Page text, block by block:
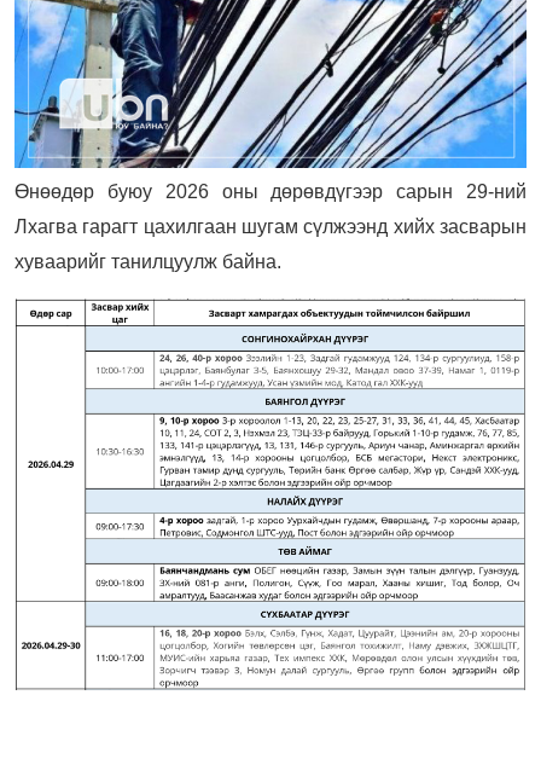
Өнөөдөр буюу 2026 оны дөрөвдүгээр сарын 29-ний
Лхагва гарагт цахилгаан шугам сүлжээнд хийх засварын
хуваарийг танилцуулж байна.